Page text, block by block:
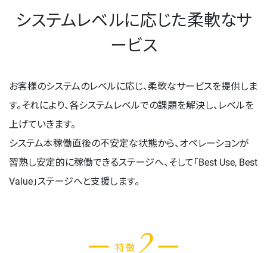
システムレベルに応じた柔軟なサ
ービス
お客様のシステムのレベルに応じ、柔軟なサービスを提供しま
す。それにより、各システムレベルでの課題を解決し、レベルを
上げていきます。
システム本稼働直後の不安定な状態から、オペレーションが
習熟し安定的に稼働できるステージへ、そして「Best Use, Best
Value」ステージへと支援します。